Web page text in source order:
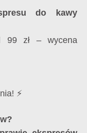
do kawy
99 zł – wycena
⚡